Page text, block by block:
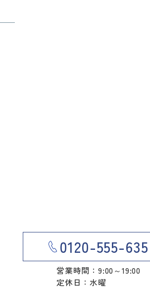
0120-555-635
営業時間：9:00～19:00
定休日：水曜